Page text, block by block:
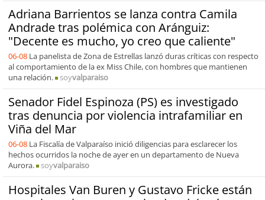
Adriana Barrientos se lanza contra Camila
Andrade tras polémica con Aránguiz:
"Decente es mucho, yo creo que caliente"
06-08 La panelista de Zona de Estrellas lanzó duras críticas con respecto
al comportamiento de la ex Miss Chile, con hombres que mantienen
una relación.
soyvalparaiso
Senador Fidel Espinoza (PS) es investigado
tras denuncia por violencia intrafamiliar en
Viña del Mar
06-08 La Fiscalía de Valparaíso inició diligencias para esclarecer los
hechos ocurridos la noche de ayer en un departamento de Nueva
Aurora.
soyvalparaiso
Hospitales Van Buren y Gustavo Fricke están